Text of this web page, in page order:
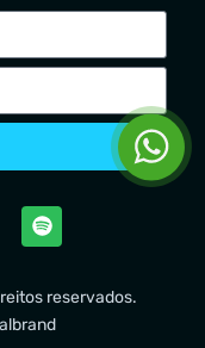
reservados.